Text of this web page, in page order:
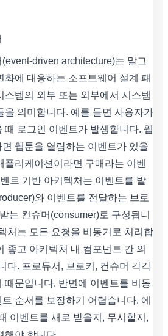
driven architecture)는 말그
화에 대응하는 소프트웨어 설계 패
스템의 외부 또는 외부에서 시스템
을 의미합니다. 예를 들면 사용자가
때 로그인 이벤트가 발생합니다. 웹
웹툰을 열람하는 이벤트가 있을
플리케이션이라면 구매라는 이벤
트 기반 아키텍처는 이벤트를 발
와 이벤트를 전달하는 브로
는 컨슈머(consumer)로 구성됩니
처는 모든 요청을 비동기로 처리합
좋고 아키텍처 내 컴포넌트 간 의
다. 프로듀서, 브로커, 컨슈머 각각
때문입니다. 반면에 이벤트를 비동
순서를 보장하기 어렵습니다. 에
이벤트를 새로 받을지, 무시할지,